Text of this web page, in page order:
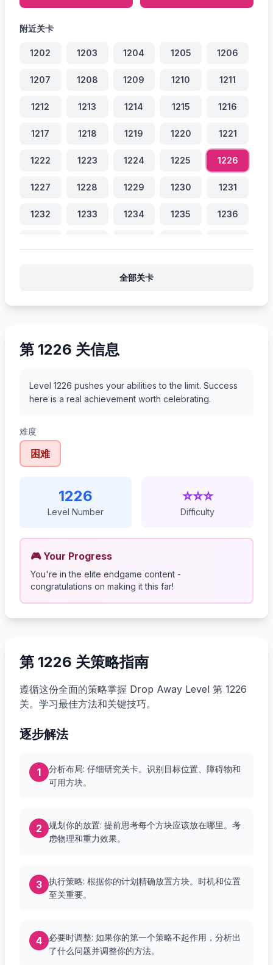
附近关卡
1202 1203 1204 1205 1206
1207 1208 1209 1210 1211
1212 1213 1214 1215 1216
1217 1218 1219 1220 1221
1222 1223 1224 1225 1226
1227 1228 1229 1230 1231
1232 1233 1234 1235 1236
全部关卡
第 1226 关信息
Level 1226 pushes your abilities to the limit. Success
here is a real achievement worth celebrating.
难度
困难
1226
Level Number
⭐⭐⭐
Difficulty
🎮 Your Progress
You're in the elite endgame content -
congratulations on making it this far!
第 1226 关策略指南
遵循这份全面的策略掌握 Drop Away Level 第 1226
关。学习最佳方法和关键技巧。
逐步解法
1
分析布局: 仔细研究关卡。识别目标位置、障碍物和
可用方块。
2
规划你的放置: 提前思考每个方块应该放在哪里。考
虑物理和重力效果。
3
执行策略: 根据你的计划精确放置方块。时机和位置
至关重要。
4
必要时调整: 如果你的第一个策略不起作用，分析出
了什么问题并调整你的方法。